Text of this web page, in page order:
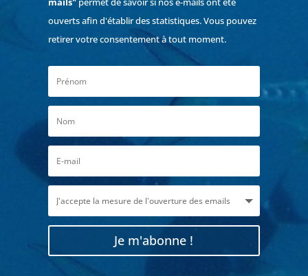
ouverts afin d'établir des statistiques. Vous pouvez
retirer votre consentement à tout moment.
Je m'abonne !